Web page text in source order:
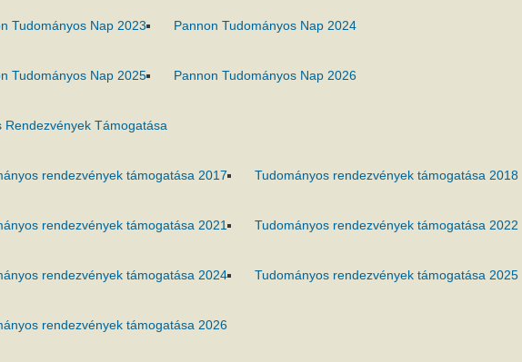
Tudományos Nap 2023 Pannon Tudományos Nap 2024
Tudományos Nap 2025 Pannon Tudományos Nap 2026
Rendezvények Támogatása
rendezvények támogatása 2017 Tudományos rendezvények támogatása 2018
rendezvények támogatása 2021 Tudományos rendezvények támogatása 2022
rendezvények támogatása 2024 Tudományos rendezvények támogatása 2025
rendezvények támogatása 2026